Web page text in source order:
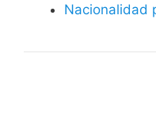
Nacionalidad